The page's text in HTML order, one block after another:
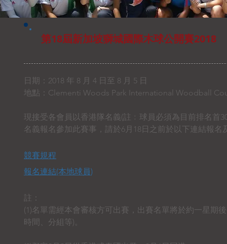
第18屆新加坡獅城國際木球公開賽2018
日期：2018 年 8 月 4 日至 8 月 5 日
地點： Clementi Woods Park International Woodball
現接受各會員以香港隊名義(註﹕球員必須為目前排名首
名義報名參加此賽事，請於6月18日之前於以下連結報名
競賽規程
報名連結​(本地球員)
註：
(1)名單需經本會審核方可出賽，出賽名單將於約一星期
時間、分組等)。